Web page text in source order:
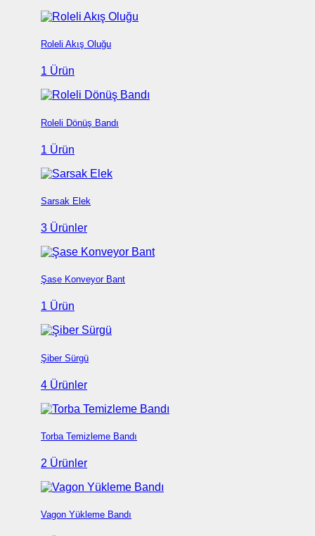
Roleli Akış Oluğu
1 Ürün
Roleli Dönüş Bandı
1 Ürün
Sarsak Elek
3 Ürünler
Şase Konveyor Bant
1 Ürün
Şiber Sürgü
4 Ürünler
Torba Temizleme Bandı
2 Ürünler
Vagon Yükleme Bandı